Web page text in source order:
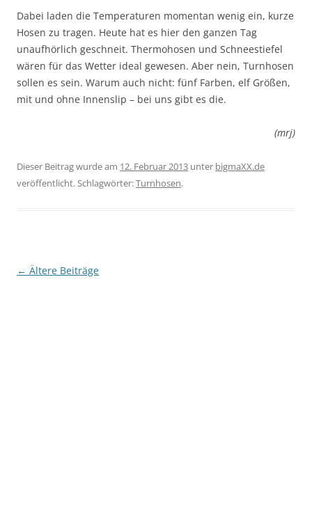
Dabei laden die Temperaturen momentan wenig ein, kurze
Hosen zu tragen. Heute hat es hier den ganzen Tag
unaufhörlich geschneit. Thermohosen und Schneestiefel
wären für das Wetter ideal gewesen. Aber nein, Turnhosen
sollen es sein. Warum auch nicht: fünf Farben, elf Größen,
mit und ohne Innenslip – bei uns gibt es die.
(mrj)
Dieser Beitrag wurde am 12. Februar 2013 unter bigmaXX.de
veröffentlicht. Schlagwörter:Turnhosen.
Beitragsnavigation
← Ältere Beiträge